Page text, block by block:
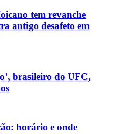
tem revanche
antigo desafeto em
brasileiro do UFC,
horário e onde